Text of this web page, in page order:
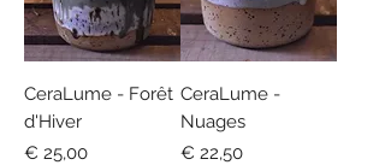
CeraLume - Forêt
d'Hiver
Prijs
€ 25,00
CeraLume -
Nuages
Prijs
€ 22,50